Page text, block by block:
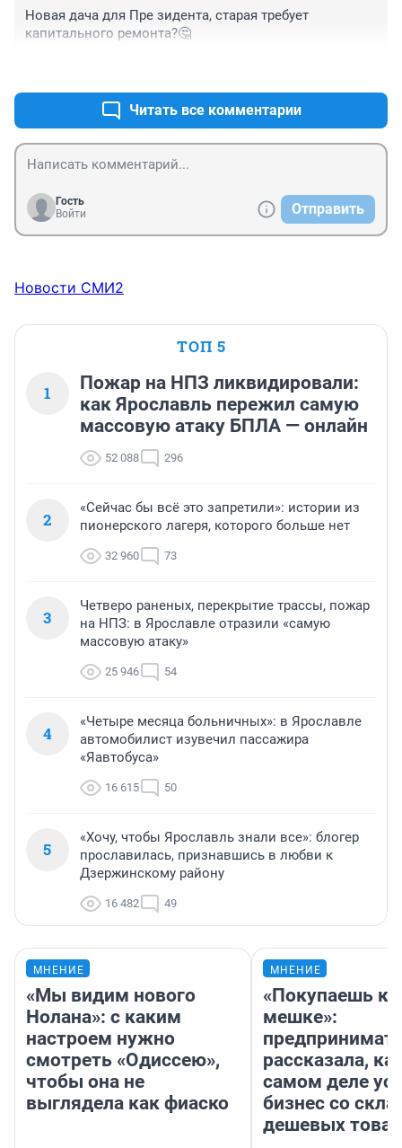
Новая дача для Пре зидента, старая требует
капитального ремонта?🤔
Читать все комментарии
Гость
Войти
Отправить
Новости СМИ2
ТОП 5
1
Пожар на НПЗ ликвидировали:
как Ярославль пережил самую
массовую атаку БПЛА — онлайн
52 088 296
2
«Сейчас бы всё это запретили»: истории из
пионерского лагеря, которого больше нет
32 960 73
3
Четверо раненых, перекрытие трассы, пожар
на НПЗ: в Ярославле отразили «самую
массовую атаку»
25 946 54
4
«Четыре месяца больничных»: в Ярославле
автомобилист изувечил пассажира
«Яавтобуса»
16 615 50
5
«Хочу, чтобы Ярославль знали все»: блогер
прославилась, признавшись в любви к
Дзержинскому району
16 482 49
МНЕНИЕ
«Мы видим нового
Нолана»: с каким
настроем нужно
смотреть «Одиссею»,
чтобы она не
выглядела как фиаско
МНЕНИЕ
«Покупаешь
мешке»:
рассказала,
самом деле
бизнес со
дешевых